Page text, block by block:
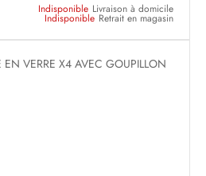
Indisponible Livraison à domicile
Indisponible Retrait en magasin